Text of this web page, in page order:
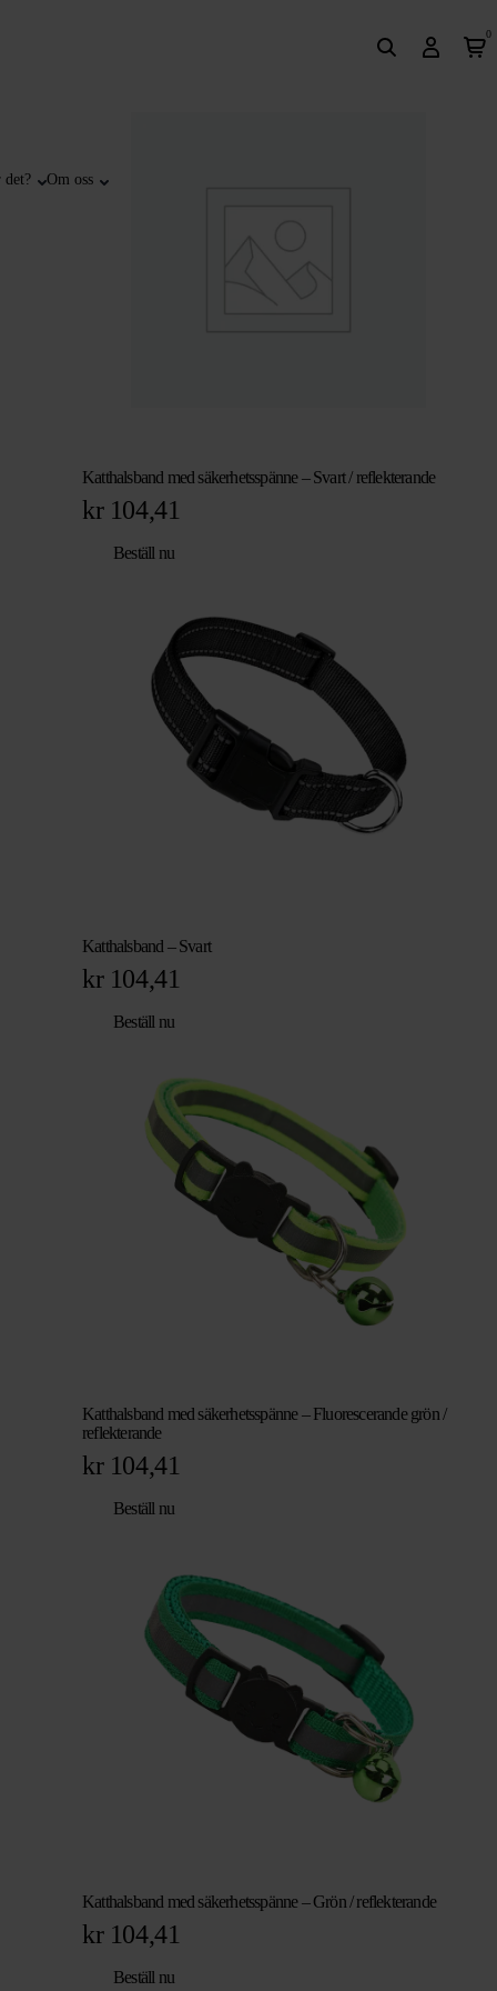
Om oss
0
Katthalsband med säkerhetsspänne – Svart / reflekterande
kr104,41
Beställ nu
Katthalsband – Svart
kr104,41
Beställ nu
Katthalsband med säkerhetsspänne – Fluorescerande grön /
reflekterande
kr104,41
Beställ nu
Katthalsband med säkerhetsspänne – Grön / reflekterande
kr104,41
Beställ nu